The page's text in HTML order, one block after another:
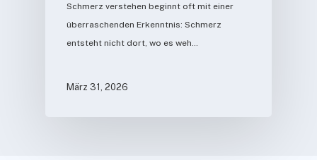
Schmerz verstehen beginnt oft mit einer
überraschenden Erkenntnis: Schmerz
entsteht nicht dort, wo es weh…
März 31, 2026